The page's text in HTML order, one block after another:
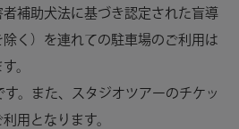
補助犬法に基づき認定された盲導
く）を連れての駐車場のご利用は
。
。また、スタジオツアーのチケッ
用となります。